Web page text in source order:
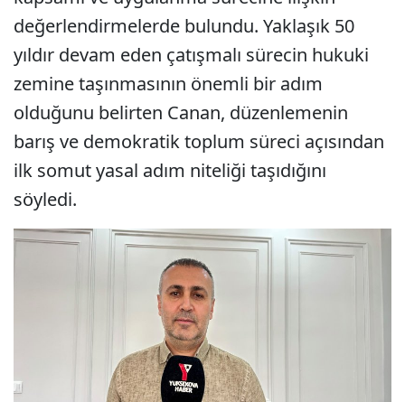
değerlendirmelerde bulundu. Yaklaşık 50
yıldır devam eden çatışmalı sürecin hukuki
zemine taşınmasının önemli bir adım
olduğunu belirten Canan, düzenlemenin
barış ve demokratik toplum süreci açısından
ilk somut yasal adım niteliği taşıdığını
söyledi.